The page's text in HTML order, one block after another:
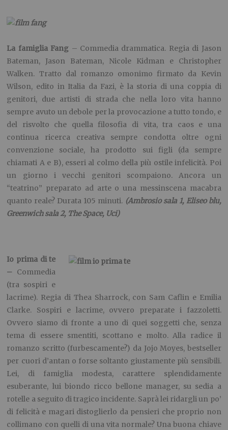
La famiglia Fang – Commedia drammatica. Regia di Jason
Bateman, Jason Bateman, Nicole Kidman e Christopher
Walken. Tratto dal romanzo omonimo firmato da Kevin
Wilson, edito in Italia da Fazi, è la storia di una coppia di
genitori, due artisti di strada che nella loro vita hanno
sempre avuto un debole per la provocazione a tutto tondo, e
del risvolto che quella filosofia di vita, tra caos e una
continua ricerca creativa sempre condotta oltre ogni
convenzione sociale, ha prodotto sui figli (da sempre
chiamati A e B), esseri al colmo della più ostile infelicità. Poi
un giorno i vecchi genitori scompaiono. Ancora un
“teatrino” preparato ad arte o una messinscena macabra
quanto reale? Durata 105 minuti. (Ambrosio sala 1, Eliseo blu,
Greenwich sala 2, The Space, Uci)
Io prima di te
– Commedia
(tra sospiri e
lacrime). Regia di Thea Sharrock, con Sam Caflin e Emilia
Clarke. Sospiri e lacrime, ovvero preparate i fazzoletti.
Ovvero siamo di fronte a uno di quei soggetti che, senza
tema di essere smentiti, scottano e molto. Alla radice il
romanzo scritto (furbescamente?) da Jojo Moyes, bestseller
per cuori d’antan o forse soltanto giustamente più sensibili.
Lei, di famiglia modesta, carattere splendidamente
esuberante, lui biondo ricco bellone manager, su sedia a
rotelle a seguito di tragico incidente. Saprà lei ridargli un po’
di felicità e magari distoglierlo da pensieri che proprio non
collimano con quelli di una vita normale? Una buona chiave